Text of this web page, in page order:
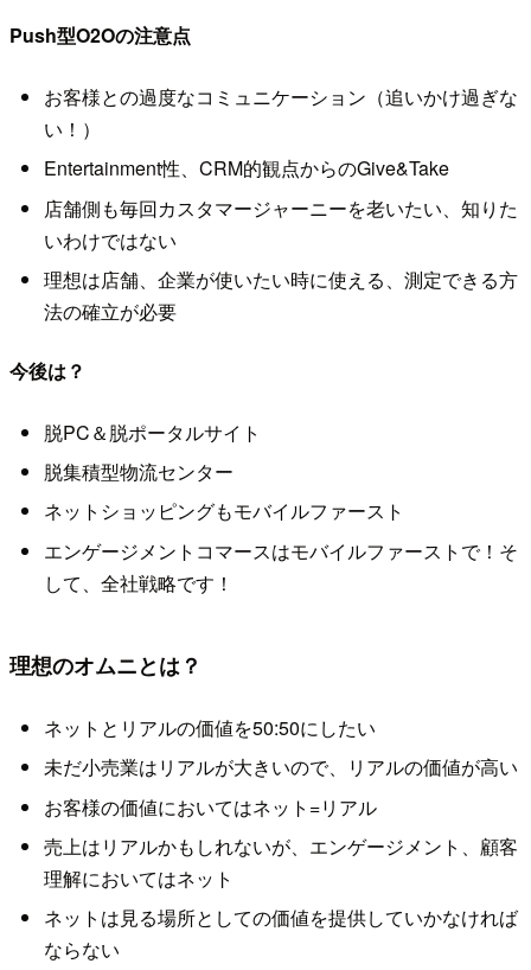
Push型O2Oの注意点
お客様との過度なコミュニケーション（追いかけ過ぎな
い！）
Entertainment性、CRM的観点からのGive&Take
店舗側も毎回カスタマージャーニーを老いたい、知りた
いわけではない
理想は店舗、企業が使いたい時に使える、測定できる方
法の確立が必要
今後は？
脱PC＆脱ポータルサイト
脱集積型物流センター
ネットショッピングもモバイルファースト
エンゲージメントコマースはモバイルファーストで！そ
して、全社戦略です！
理想のオムニとは？
ネットとリアルの価値を50:50にしたい
未だ小売業はリアルが大きいので、リアルの価値が高い
お客様の価値においてはネット=リアル
売上はリアルかもしれないが、エンゲージメント、顧客
理解においてはネット
ネットは見る場所としての価値を提供していかなければ
ならない